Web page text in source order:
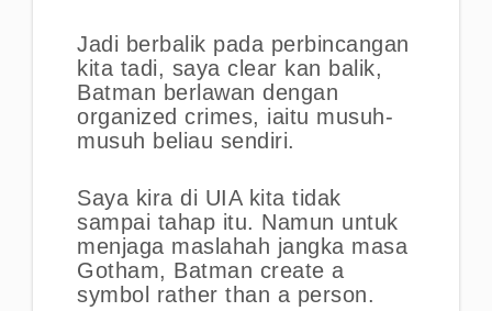
Jadi berbalik pada perbincangan
kita tadi, saya clear kan balik,
Batman berlawan dengan
organized crimes, iaitu musuh-
musuh beliau sendiri.
Saya kira di UIA kita tidak
sampai tahap itu. Namun untuk
menjaga maslahah jangka masa
Gotham, Batman create a
symbol rather than a person.